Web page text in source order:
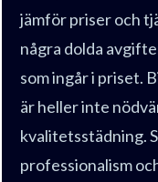
jämför priser och
några dolda
som ingår i priset.
är heller inte
kvalitetsstädning.
professionalism